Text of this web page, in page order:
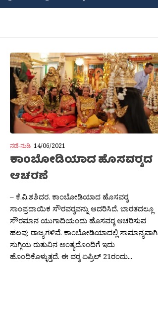
ನಡೆ-ನುಡಿ 14/06/2021
ಕಾಂಬೋಡಿಯಾದ ಹೊಸವರ‍್ಶದ
ಆಚರಣೆ
– ಕೆ.ವಿ.ಶಶಿದರ. ಕಾಂಬೋಡಿಯಾದ ಹೊಸವರ‍್ಶ
ಸಾಂಪ್ರದಾಯಿಕ ಸೌರವರ‍್ಶವನ್ನು ಆದರಿಸಿದೆ. ಬಾರತದಲ್ಲೂ
ಸೌರಮಾನ ಯುಗಾದಿಯಂದು ಹೊಸವರ‍್ಶ ಆಚರಿಸುವ
ಹಲವು ರಾಜ್ಯಗಳಿವೆ. ಕಾಂಬೋಡಿಯಾದಲ್ಲಿ ಸಾಮಾನ್ಯವಾಗಿ
ಸುಗ್ಗಿಯ ರುತುವಿನ ಅಂತ್ಯದೊಂದಿಗೆ ಇದು
ಹೊಂದಿಕೊಳ್ಳುತ್ತದೆ. ಈ ವರ‍್ಶ ಏಪ್ರಿಲ್ 21ರಂದು...